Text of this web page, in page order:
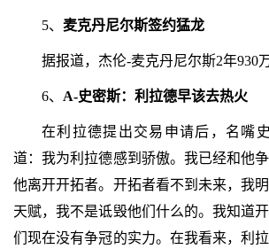
5、 麦克丹尼尔斯签约猛龙
据报道，杰伦-麦克丹尼尔斯2年930
6、 A-史密斯：利拉德早该去热火
在利拉德提出交易申请后，名嘴
道：我为利拉德感到骄傲。我已经和他
他离开开拓者。开拓者看不到未来，我
天赋，我不是诋毁他们什么的。我知道
们现在没有争冠的实力。在我看来，利